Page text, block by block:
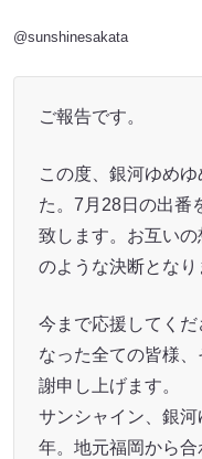
@sunshinesakata
ご報告です。
この度、銀河ゆめ
た。7月28日の出番
致します。お互い
のような決断となり
今まで応援してく
なった全ての皆様
謝申し上げます。
サンシャイン、銀
年。地元福岡から